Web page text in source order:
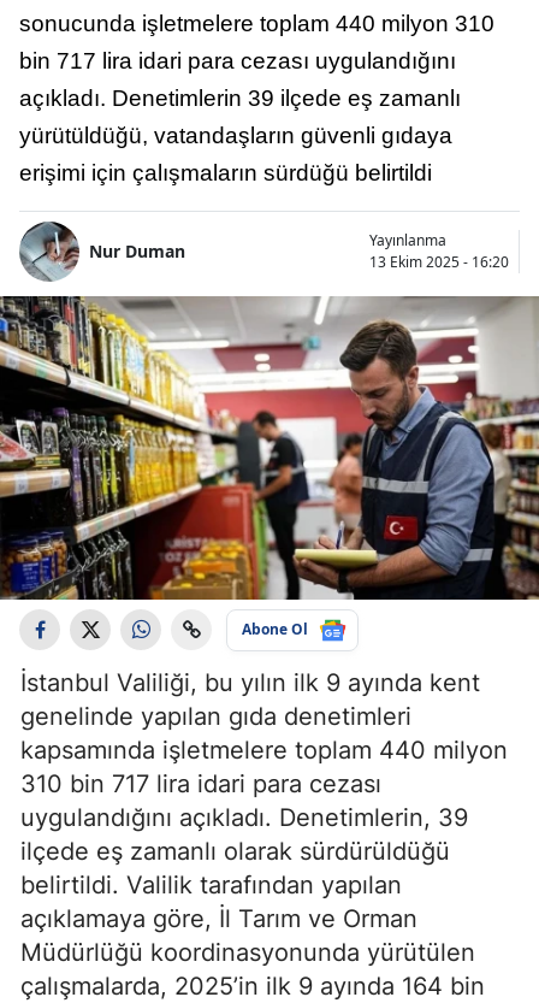
sonucunda işletmelere toplam 440 milyon 310
bin 717 lira idari para cezası uygulandığını
açıkladı. Denetimlerin 39 ilçede eş zamanlı
yürütüldüğü, vatandaşların güvenli gıdaya
erişimi için çalışmaların sürdüğü belirtildi
Nur Duman
Yayınlanma
13 Ekim 2025 - 16:20
Abone Ol
İstanbul Valiliği, bu yılın ilk 9 ayında kent
genelinde yapılan gıda denetimleri
kapsamında işletmelere toplam 440 milyon
310 bin 717 lira idari para cezası
uygulandığını açıkladı. Denetimlerin, 39
ilçede eş zamanlı olarak sürdürüldüğü
belirtildi. Valilik tarafından yapılan
açıklamaya göre, İl Tarım ve Orman
Müdürlüğü koordinasyonunda yürütülen
çalışmalarda, 2025’in ilk 9 ayında 164 bin